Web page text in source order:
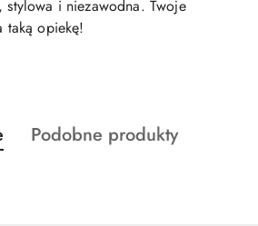
i niezawodna. Twoje
taką opiekę!
Produkty
Podobne produkty